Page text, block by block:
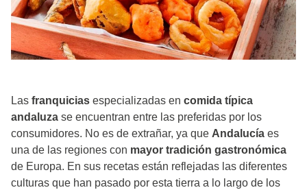
Las franquicias especializadas en comida típica
andaluza se encuentran entre las preferidas por los
consumidores. No es de extrañar, ya que Andalucía es
una de las regiones con mayor tradición gastronómica
de Europa. En sus recetas están reflejadas las diferentes
culturas que han pasado por esta tierra a lo largo de los